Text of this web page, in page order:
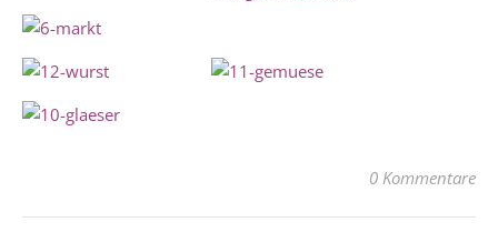
0 Kommentare